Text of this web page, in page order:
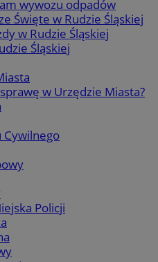
wywozu odpadów
Święte w Rudzie Śląskiej
w Rudzie Śląskiej
Śląskiej
sprawę w Urzędzie Miasta?
Cywilnego
Policji